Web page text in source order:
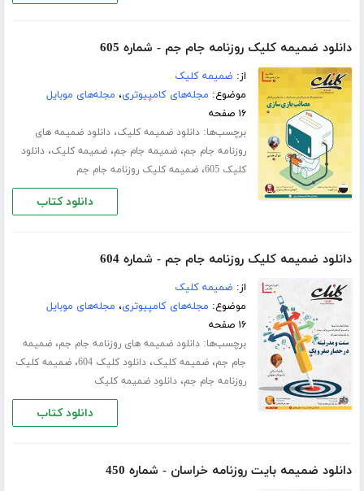
دانلود ضمیمه کلیک روزنامه جام جم - شماره 605
از: ضمیمه کلیک
موضوع: مجله‌های کامپیوتری، مجله‌های موبایل
۱۶ صفحه
برچسب‌ها:دانلود ضمیمه کلیک،دانلود ضمیمه های
روزنامه جام جم،ضمیمه جام جم،ضمیمه کلیک،دانلود
کلیک 605
،ضمیمه کلیک روزنامه جام جم
دانلود کتاب
دانلود ضمیمه کلیک روزنامه جام جم - شماره 604
از: ضمیمه کلیک
موضوع: مجله‌های کامپیوتری، مجله‌های موبایل
۱۶ صفحه
برچسب‌ها:دانلود ضمیمه های روزنامه جام جم،ضمیمه
جام جم،ضمیمه کلیک،دانلود کلیک 604 ،ضمیمه کلیک
روزنامه جام جم،دانلود ضمیمه کلیک
دانلود کتاب
دانلود ضمیمه بایت روزنامه خراسان - شماره 450